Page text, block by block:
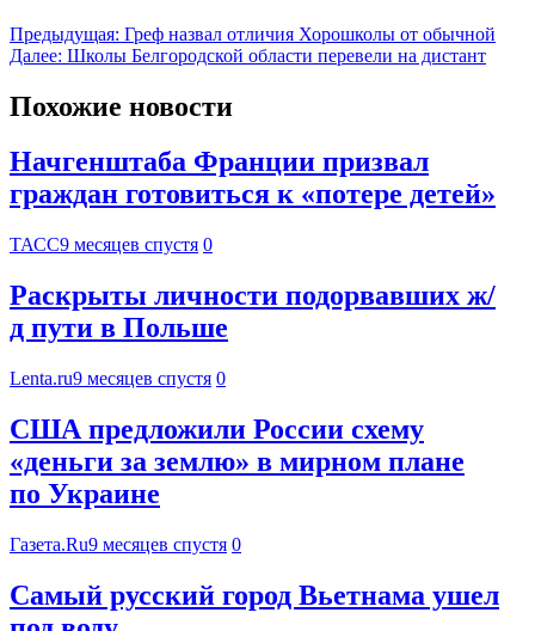
Предыдущая: Греф назвал отличия Хорошколы от обычной
Далее: Школы Белгородской области перевели на дистант
Похожие новости
Начгенштаба Франции призвал
граждан готовиться к «потере детей»
ТАСС9 месяцев спустя 0
Раскрыты личности подорвавших ж/
д пути в Польше
Lenta.ru9 месяцев спустя 0
США предложили России схему
«деньги за землю» в мирном плане
по Украине
Газета.Ru9 месяцев спустя 0
Самый русский город Вьетнама ушел